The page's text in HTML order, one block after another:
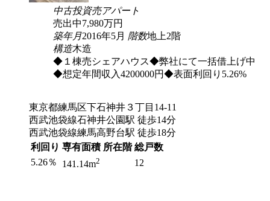
中古投資売アパート
売出中7,980万円
築年月2016年5月 階数地上2階
構造木造
◆１棟売シェアハウス◆弊社にて一括借上げ中
◆想定年間収入4200000円◆表面利回り5.26%
東京都練馬区下石神井３丁目14-11
西武池袋線石神井公園駅 徒歩14分
西武池袋線練馬高野台駅 徒歩18分
利回り 専有面積 所在階 総戸数
5.26％
141.14m2 12